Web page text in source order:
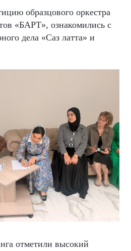
образцового оркестра
«БАРТ», ознакомились с
дела «Саз латта» и
отметили высокий